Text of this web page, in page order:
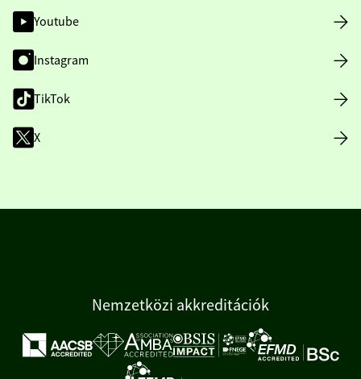
Youtube
Instagram
TikTok
X
Nemzetközi akkreditációk